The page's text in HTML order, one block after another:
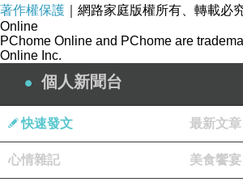
著作權保護 ｜網路家庭版權所有、轉載必
Online
PChome Online and PChome are
Online Inc.
個人新聞台
快速發文 最新文章
心情雜記 美食饗宴